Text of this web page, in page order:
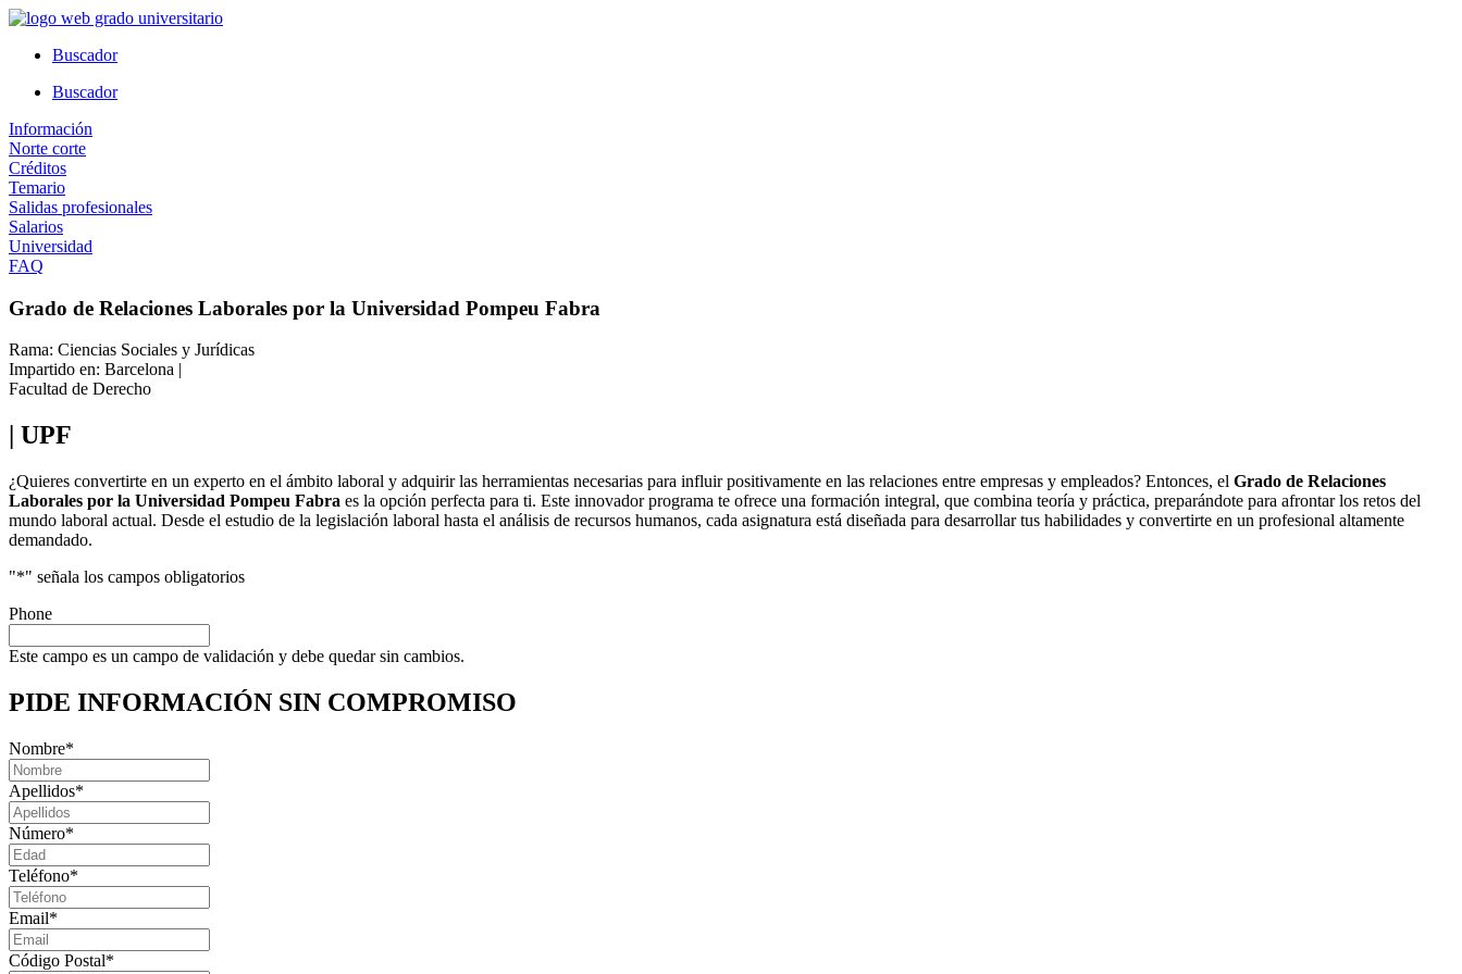
Ir
contenidoBuscador
Buscador
Información
Norte corte
Créditos
Temario
Salidas profesionales
Salarios
Universidad
FAQ
Grado de Relaciones Laborales por la Universidad Pompeu Fabra
Rama: Ciencias Sociales y Jurídicas
Impartido en: Barcelona |
Facultad de Derecho
| UPF
¿Quieres convertirte en un experto en el ámbito laboral y adquirir las herramientas necesarias para influir positivamente en las relaciones entre empresas y empleados? Entonces, el Grado de Relaciones
Laborales por la Universidad Pompeu Fabra es la opción perfecta para ti. Este innovador programa te ofrece una formación integral, que combina teoría y práctica, preparándote para afrontar los retos del
mundo laboral actual. Desde el estudio de la legislación laboral hasta el análisis de recursos humanos, cada asignatura está diseñada para desarrollar tus habilidades y convertirte en un profesional altamente
demandado.
"*" señala los campos obligatorios
Phone
Este campo es un campo de validación y debe quedar sin cambios.
PIDE INFORMACIÓN SIN COMPROMISO
Nombre*
Apellidos*
Número*
Teléfono*
Email*
Código Postal*